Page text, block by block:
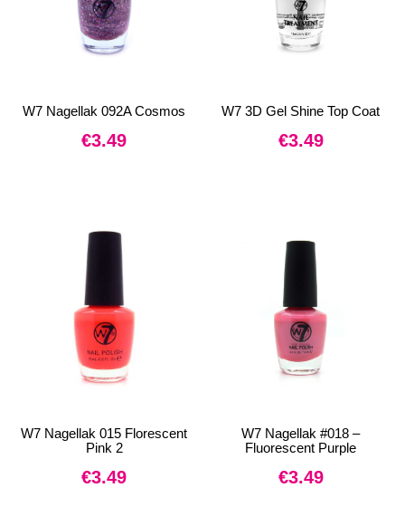
W7 Nagellak 092A Cosmos
€3.49
W7 3D Gel Shine Top Coat
€3.49
W7 Nagellak 015 Florescent
Pink 2
€3.49
W7 Nagellak #018 –
Fluorescent Purple
€3.49